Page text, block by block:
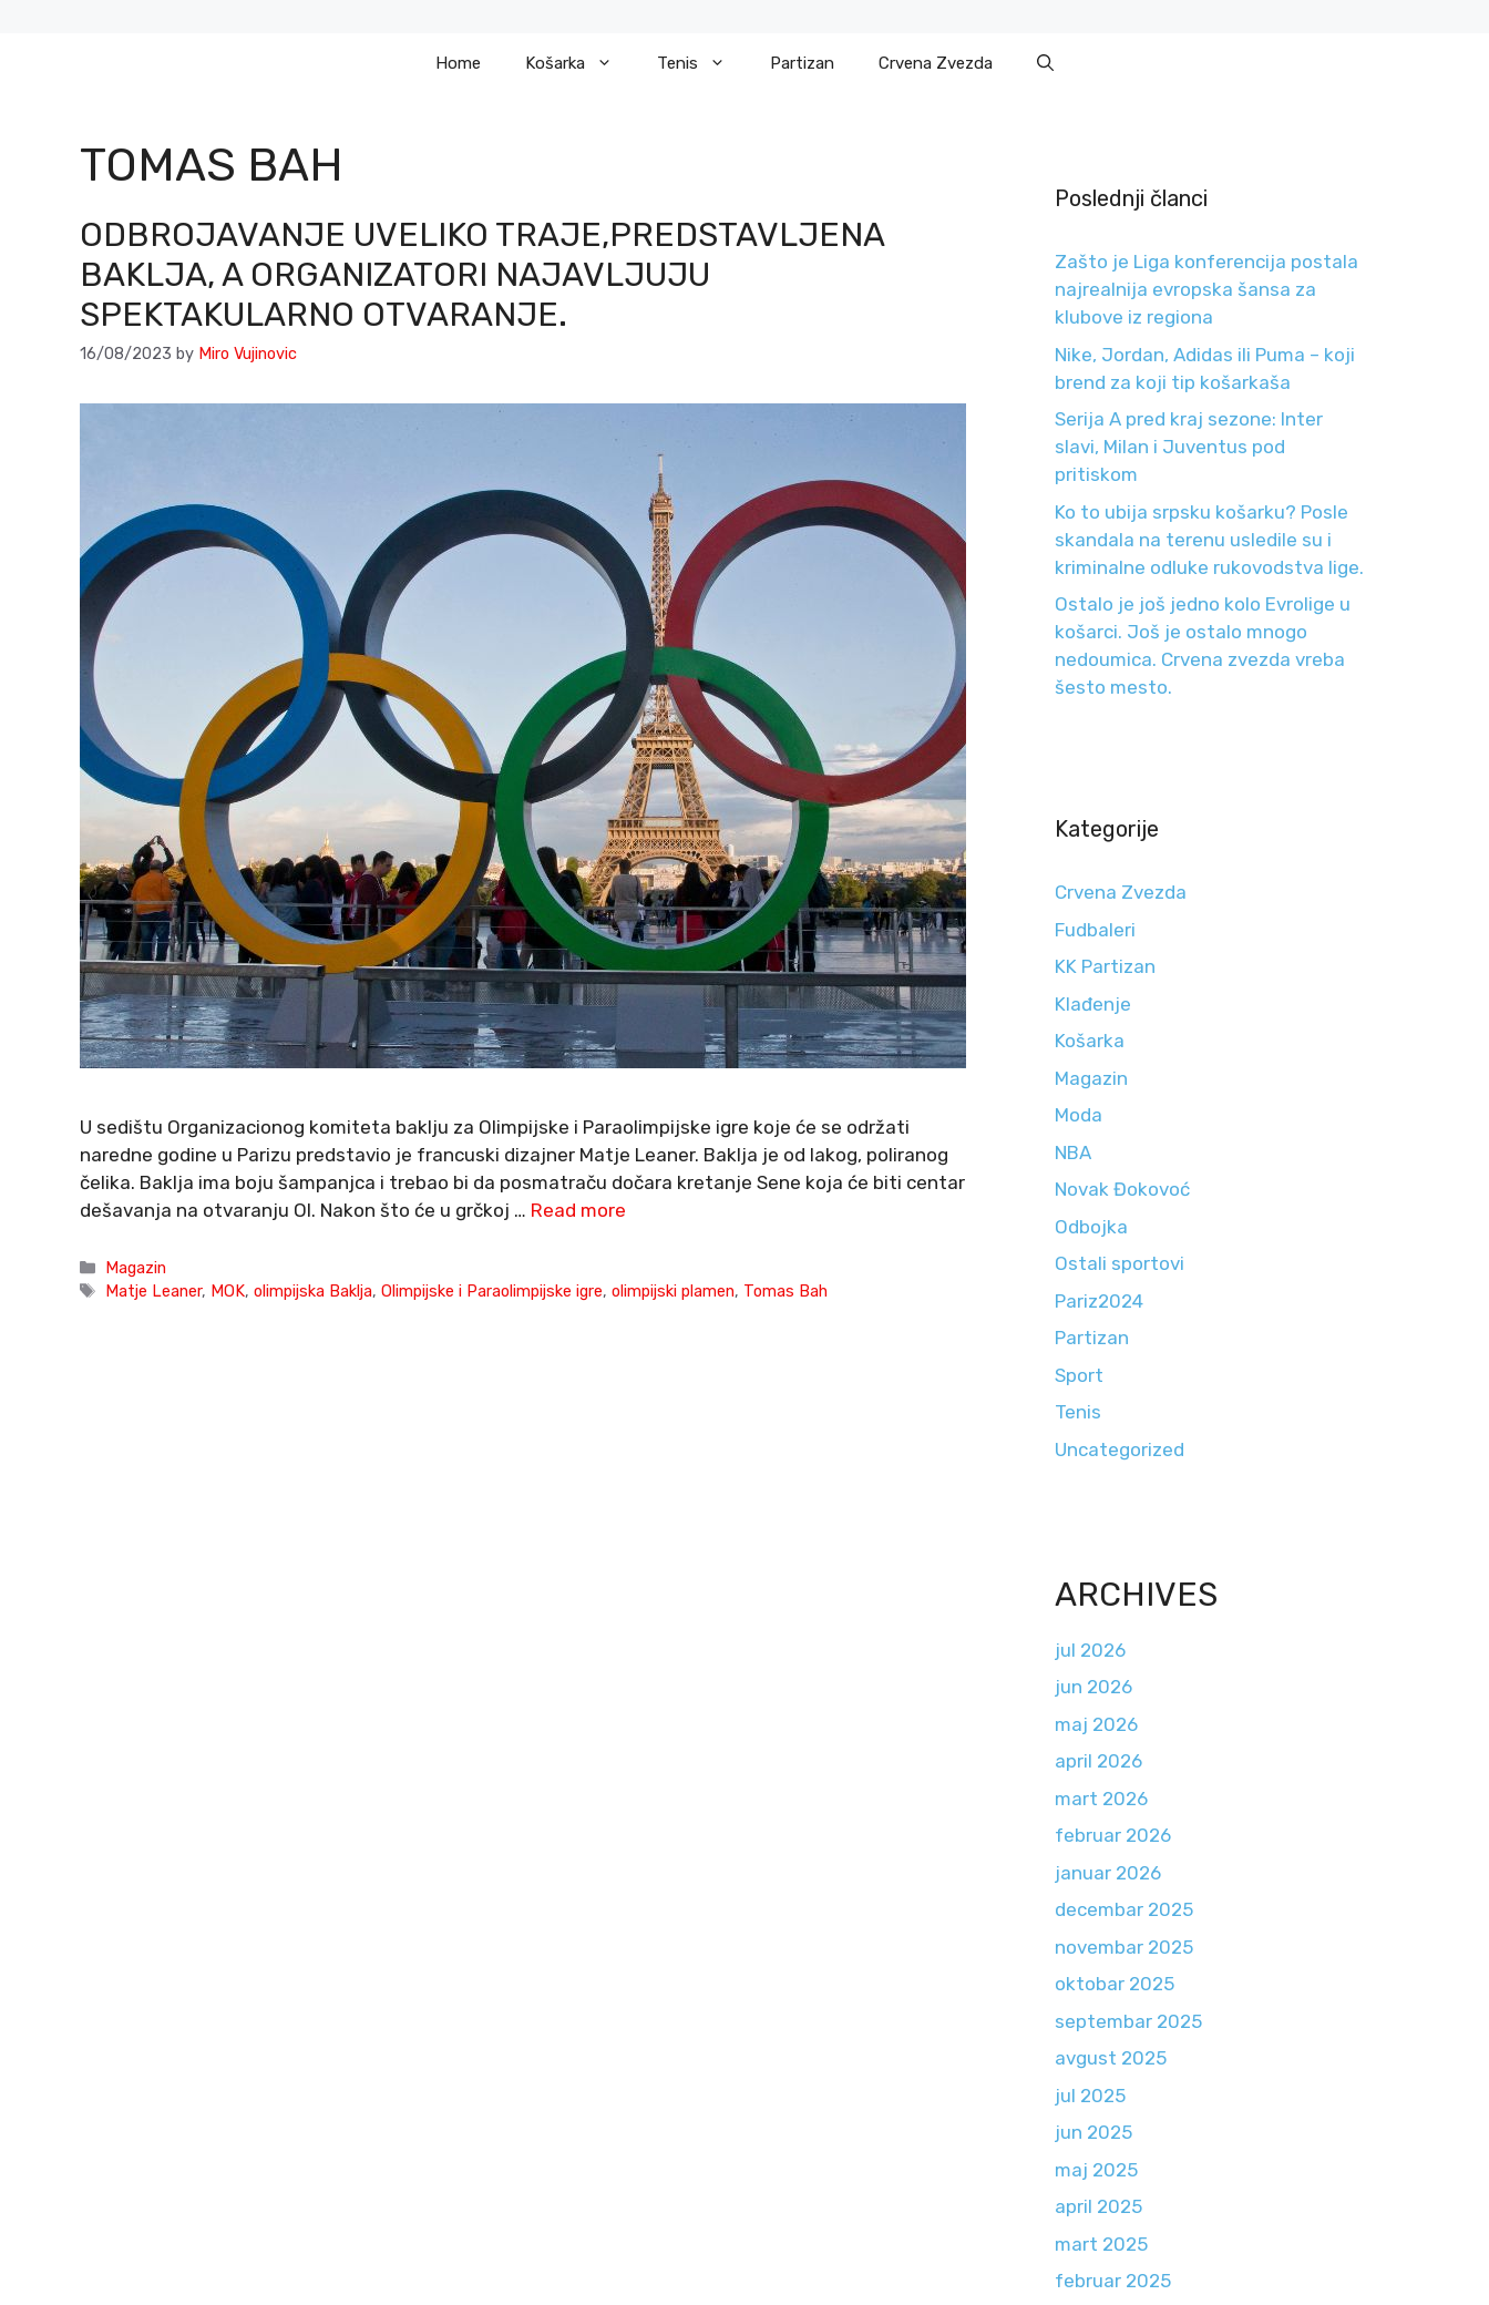
Home Košarka Tenis Partizan Crvena Zvezda
TOMAS BAH
ODBROJAVANJE UVELIKO TRAJE,PREDSTAVLJENA
BAKLJA, A ORGANIZATORI NAJAVLJUJU
SPEKTAKULARNO OTVARANJE.
16/08/2023 by Miro Vujinovic
U sedištu Organizacionog komiteta baklju za Olimpijske i Paraolimpijske igre koje će se održati
naredne godine u Parizu predstavio je francuski dizajner Matje Leaner. Baklja je od lakog, poliranog
čelika. Baklja ima boju šampanjca i trebao bi da posmatraču dočara kretanje Sene koja će biti centar
dešavanja na otvaranju OI. Nakon što će u grčkoj … Read more
Categories
Magazin
Tags
Matje Leaner, MOK,olimpijska Baklja,Olimpijske i Paraolimpijske igre,olimpijski plamen, Tomas Bah
Poslednji članci
Zašto je Liga konferencija postala
najrealnija evropska šansa za
klubove iz regiona
Nike, Jordan, Adidas ili Puma – koji
brend za koji tip košarkaša
Serija A pred kraj sezone: Inter
slavi, Milan i Juventus pod
pritiskom
Ko to ubija srpsku košarku? Posle
skandala na terenu usledile su i
kriminalne odluke rukovodstva lige.
Ostalo je još jedno kolo Evrolige u
košarci. Još je ostalo mnogo
nedoumica. Crvena zvezda vreba
šesto mesto.
Kategorije
Crvena Zvezda
Fudbaleri
KK Partizan
Klađenje
Košarka
Magazin
Moda
NBA
Novak Đokovoć
Odbojka
Ostali sportovi
Pariz2024
Partizan
Sport
Tenis
Uncategorized
ARCHIVES
jul 2026
jun 2026
maj 2026
april 2026
mart 2026
februar 2026
januar 2026
decembar 2025
novembar 2025
oktobar 2025
septembar 2025
avgust 2025
jul 2025
jun 2025
maj 2025
april 2025
mart 2025
februar 2025